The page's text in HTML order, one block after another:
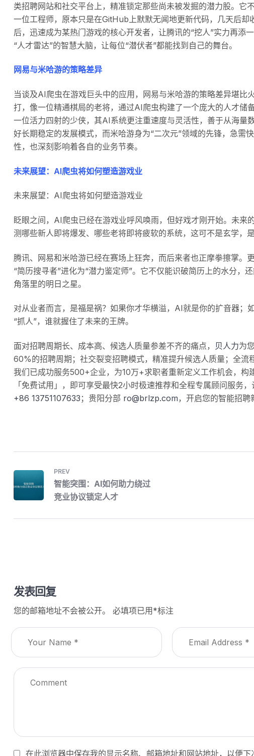
类招聘网站和社交平台上，精准锁定那些尚未被发掘的潜力股。它
一位工程师，原本只是在GitHub上默默无闻地更新代码，几天后
后，迅速成为某热门游戏的核心开发者，让腾讯的“挖人”实力再
“人才雷达”的智慧大脑，让每位“潜伏者”都能找到自己的舞台。
网易与米哈游的策略差异
当谈及AI爬虫在游戏巨头中的应用，网易与米哈游的策略差异堪
打，像一位精通棋局的老将，通过AI爬虫构建了一个庞大的人才
一位活力四射的少侠，其AI系统更注重速度与灵活性，善于从海量
好长期稳定的发展模式，而米哈游身为“二次元”领域的先锋，急需
性，也深刻影响着各自的业务节奏。
未来展望：AI爬虫将如何塑造游戏业
未来展望：AI爬虫将如何塑造游戏业
眨眼之间，AI爬虫已经在游戏业呼风唤雨，但好戏才刚开始。未来
测哪些新人即将爆发、哪些老将即将疲软的系统，这可不是玄学，
腾讯、网易和米哈游已经在赛场上狂奔，而后来者也正摩拳擦掌
“简历搜寻者”进化为“潜力鉴定师”。它不仅能识破简历上的水分，
角落里的明日之星。
对从业者而言，是福是祸？如果你才华横溢，AI就是你的扩音器
“抓人”，谁就握住了未来的王牌。
面对招聘周期长、成本高、候选人质量参差不齐的痛点， 贝人力为
60%的招聘周期；社交裂变招聘模式，精准提升候选人质量；全流
我们已成功服务500+企业，为10万+求职者重新定义工作机会，
「免费试用」，即可享受最快2小时极速推荐和全程专属顾问服务
+86 13751107633 ；贵阳分部 ro@brlzp.com，开启您的智能招聘
PREV
智能突围：AI如何助力绕过
竞业协议锁定人才
发表回复
您的邮箱地址不会被公开。 必填项已用*标注
在此浏览器中保存我的显示名称、邮箱地址和网站地址，以便下